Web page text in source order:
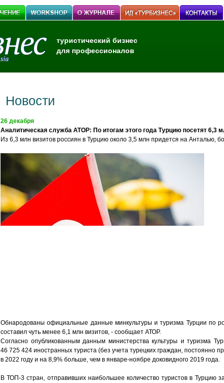
туристический бизнес
для профессионалов
Новости
26 декабря
Аналитическая служба АТОР: По итогам этого года Турцию посетят 6,3
Из 6,3 млн визитов россиян в Турцию около 3,5 млн придется на Анталью,
Обнародованы официальные данные минкультуры и туризма Турции по
составил чуть менее 6,1 млн визитов, - cообщает АТОР.
Согласно опубликованным данным министерства культуры и туризма
46 725 424 иностранных туриста (без учета турецких граждан,
в 2022 году и на 8,9% больше, чем в январе-ноябре доковидного 2019 года.
В ТОП-3 стран, отправивших наибольшее количество туристов в Турцию